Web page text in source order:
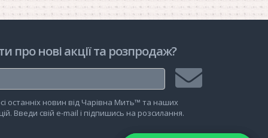
про нові акції та розпродаж?
останніх новин від Чарівна Мить™ та наших
Введи свій e-mail і підпишись на розсилання.